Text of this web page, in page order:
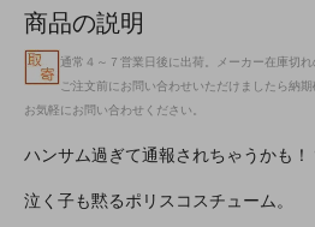
商品の説明
通常４～７営業日後に出荷。メーカー在庫切れ
ご注文前にお問い合わせいただけましたら納期
お気軽にお問い合わせください。
ハンサム過ぎて通報されちゃうかも！
泣く子も黙るポリスコスチューム。